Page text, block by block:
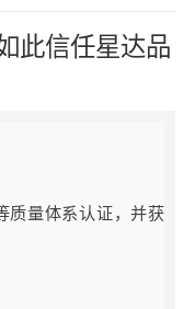
此信任星达品
质量体系认证，并获